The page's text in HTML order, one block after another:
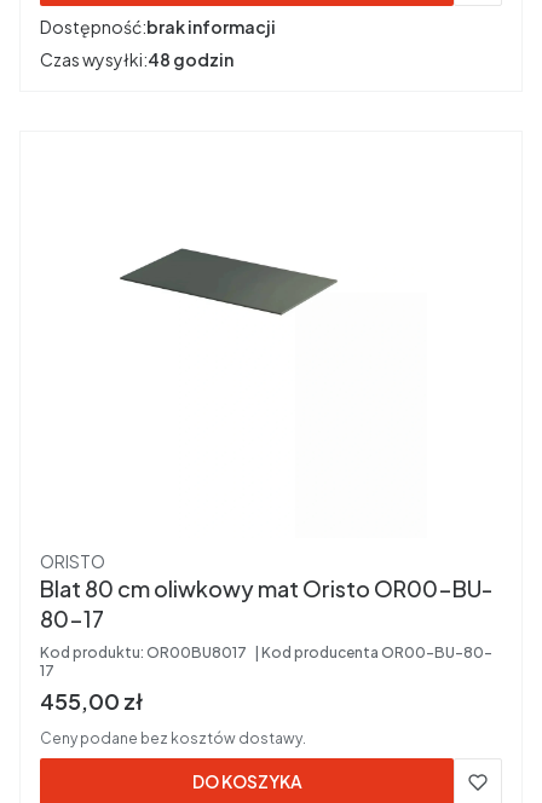
Dostępność:brak informacji
Czas wysyłki:48 godzin
Producent
ORISTO
Blat 80 cm oliwkowy mat Oristo OR00-BU-
80-17
Kod produktu: OR00BU8017 Kod producenta OR00-BU-80-
17
Cena brutto
455,00 zł
Ceny podane bez kosztów dostawy.
DO KOSZYKA